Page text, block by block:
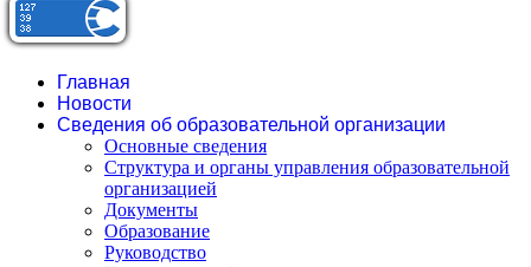
Главная
Новости
Сведения об образовательной организации
Основные сведения
Структура и органы управления образовательной
организацией
Документы
Образование
Руководство